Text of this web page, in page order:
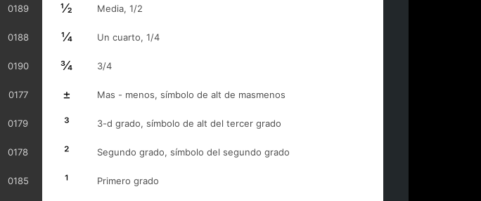
0189 ½ Media, 1/2
0188 ¼ Un cuarto, 1/4
0190 ¾ 3/4
0177 ± Mas - menos, símbolo de alt de masmenos
0179 ³ 3-d grado, símbolo de alt del tercer grado
0178 ² Segundo grado, símbolo del segundo grado
0185 ¹ Primero grado